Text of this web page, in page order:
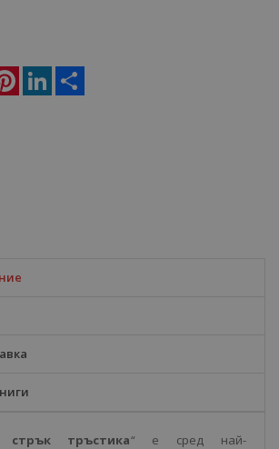
PinterestLinkedIn
тръстика“ е сред най-